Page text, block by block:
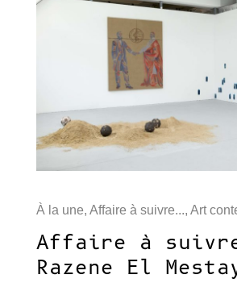
À la une, Affaire à suivre..., Art
Affaire à
Razene El